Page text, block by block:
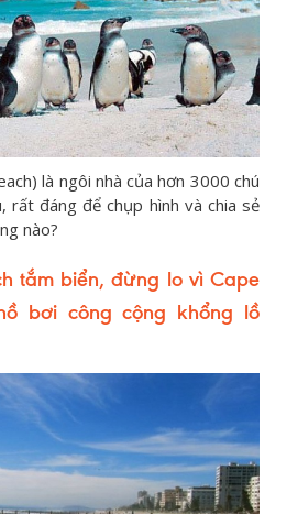
là ngôi nhà của hơn 3000 chú
rất đáng để chụp hình và chia sẻ
nào?
tắm biển, đừng lo vì Cape
bơi công cộng khổng lồ